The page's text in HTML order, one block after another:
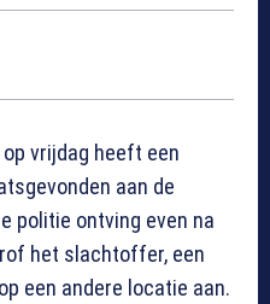
vrijdag heeft een
aan de
politie ontving even na
het slachtoffer, een
een andere locatie aan.